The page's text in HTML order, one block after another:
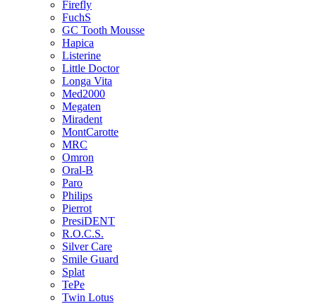
Firefly
FuchS
GC Tooth Mousse
Hapica
Listerine
Little Doctor
Longa Vita
Med2000
Megaten
Miradent
MontCarotte
MRC
Omron
Oral-B
Paro
Philips
Pierrot
PresiDENT
R.O.C.S.
Silver Care
Smile Guard
Splat
TePe
Twin Lotus